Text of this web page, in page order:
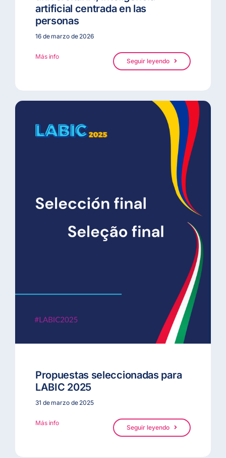
artificial centrada en las
personas
16 de marzo de 2026
Más info
Seguir leyendo
Propuestas seleccionadas para
LABIC 2025
31 de marzo de 2025
Más info
Seguir leyendo